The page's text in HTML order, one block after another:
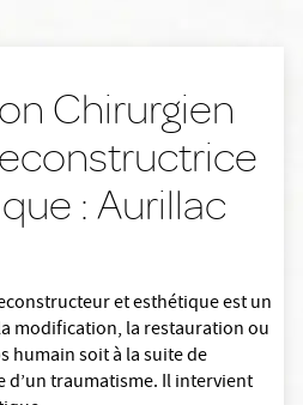
Chirurgien
: Aurillac
et esthétique est un
modification, la restauration ou
humain soit à la suite de
d’un traumatisme. Il intervient